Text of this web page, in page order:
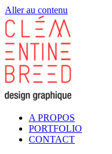
Aller au contenu
A PROPOS
PORTFOLIO
CONTACT